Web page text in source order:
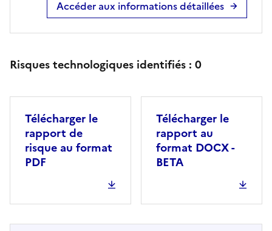
Accéder aux informations détaillées
Risques technologiques identifiés : 0
Télécharger le
rapport de
risque au format
PDF
Télécharger le
rapport au
format DOCX -
BETA